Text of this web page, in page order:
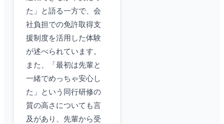
た」と語る一方で、会
社負担での免許取得支
援制度を活用した体験
が述べられています。
また、「最初は先輩と
一緒でめっちゃ安心し
た」という同行研修の
質の高さについても言
及があり、先輩から受